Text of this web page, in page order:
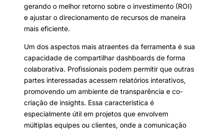
gerando o melhor retorno sobre o investimento (ROI)
e ajustar o direcionamento de recursos de maneira
mais eficiente.
Um dos aspectos mais atraentes da ferramenta é sua
capacidade de compartilhar dashboards de forma
colaborativa. Profissionais podem permitir que outras
partes interessadas acessem relatórios interativos,
promovendo um ambiente de transparência e co-
criação de insights. Essa característica é
especialmente útil em projetos que envolvem
múltiplas equipes ou clientes, onde a comunicação